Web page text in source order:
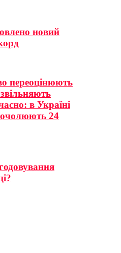
новий
переоцінюють
в Україні
24